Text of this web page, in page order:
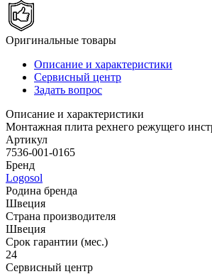
Оригинальные товары
Описание и характеристики
Сервисный центр
Задать вопрос
Описание и характеристики
Монтажная плита рехнего режущего
Артикул
7536-001-0165
Бренд
Logosol
Родина бренда
Швеция
Страна производителя
Швеция
Срок гарантии (мес.)
24
Сервисный центр